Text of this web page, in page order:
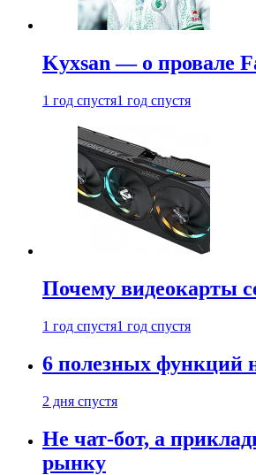
Kyxsan — о провале
1 год спустя1 год спустя
Почему видеокарты
1 год спустя1 год спустя
6 полезных функций
2 дня спустя
Не чат-бот, а
рынку